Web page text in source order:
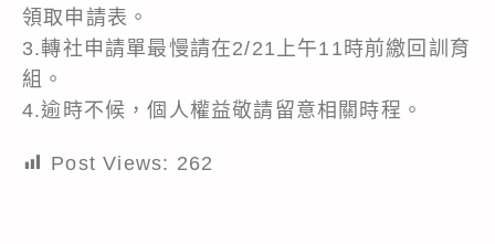
領取申請表。
3.轉社申請單最慢請在2/21上午11時前繳回訓育
組。
4.逾時不候，個人權益敬請留意相關時程。
Post Views: 262